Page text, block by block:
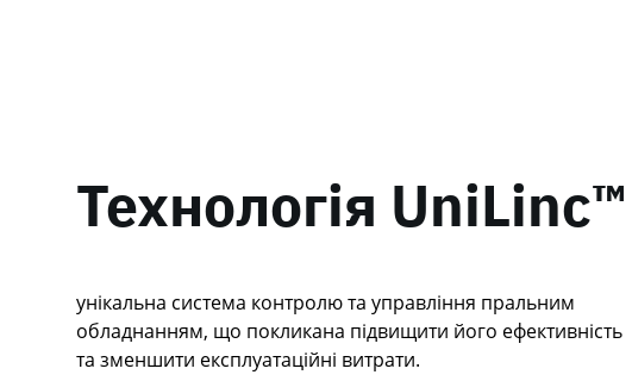
Технологія UniLinc™
унікальна система контролю та управління пральним
обладнанням, що покликана підвищити його ефективність
та зменшити експлуатаційні витрати.